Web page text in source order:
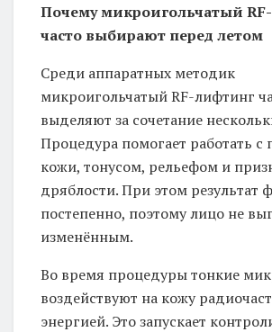
Почему микроигольчатый RF
часто выбирают перед летом
Среди аппаратных методик
микроигольчатый RF-лифтинг
выделяют за сочетание
Процедура помогает работать с
кожи, тонусом, рельефом и
дряблости. При этом результат
постепенно, поэтому лицо не
изменённым.
Во время процедуры тонкие
воздействуют на кожу
энергией. Это запускает